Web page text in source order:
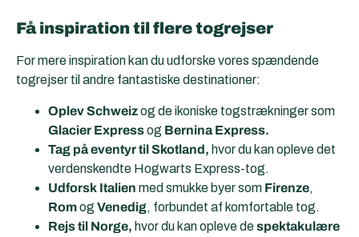
Få inspiration til flere togrejser
For mere inspiration kan du udforske vores spændende
togrejser til andre fantastiske destinationer:
Oplev Schweizog de ikoniske togstrækninger som
Glacier Expressog Bernina Express.
Tag på eventyr til Skotland, hvor du kan opleve det
verdenskendte Hogwarts Express-tog.
Udforsk Italien med smukke byer som Firenze,
Romog Venedig, forbundet af komfortable tog.
Rejs til Norge, hvor du kan opleve despektakulære